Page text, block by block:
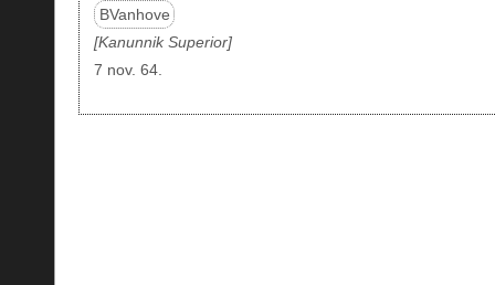
BVanhove
Kanunnik Superior
7 nov. 64.